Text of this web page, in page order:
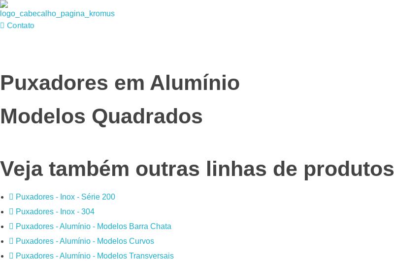
Kromax Puxadores
Fábrica de ferragens especializada em Puxadores em Inox e Alumínio, Dobradiças Pivotantes e Kits Aparentes
Puxadores em Alumínio
Modelos Quadrados
Veja também outras linhas de produtos
Puxadores - Inox - Série 200
Puxadores - Inox - 304
Puxadores - Alumínio - Modelos Barra Chata
Puxadores - Alumínio - Modelos Curvos
Puxadores - Alumínio - Modelos Transversais